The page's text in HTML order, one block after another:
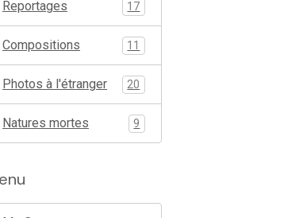
Reportages 17
Compositions 11
Photos à l'étranger 20
Natures mortes 9